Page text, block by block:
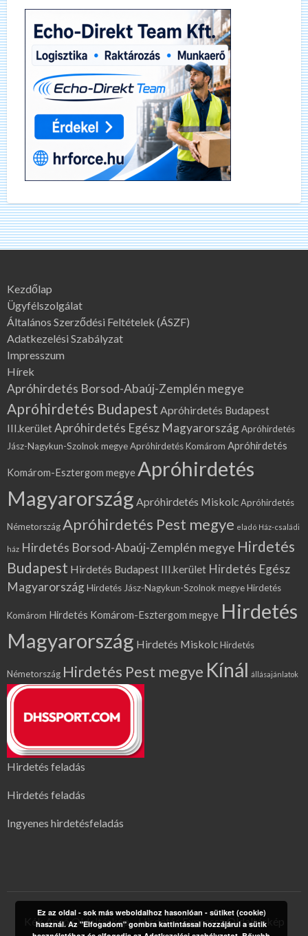
Kezdőlap
Ügyfélszolgálat
Általános Szerződési Feltételek (ÁSZF)
Adatkezelési Szabályzat
Impresszum
Hírek
Apróhirdetés Borsod-Abaúj-Zemplén megye
Apróhirdetés Budapest Apróhirdetés Budapest
III.kerületApróhirdetés Egész MagyarországApróhirdetés
Jász-Nagykun-Szolnok megyeApróhirdetés Komárom Apróhirdetés
Komárom-Esztergom megye Apróhirdetés
Magyarország Apróhirdetés MiskolcApróhirdetés
NémetországApróhirdetés Pest megye eladó Ház-családi
ház Hirdetés Borsod-Abaúj-Zemplén megye Hirdetés
Budapest Hirdetés Budapest III.kerület Hirdetés Egész
MagyarországHirdetés Jász-Nagykun-Szolnok megyeHirdetés
Komárom Hirdetés Komárom-Esztergom megye Hirdetés
Magyarország Hirdetés MiskolcHirdetés
Németország Hirdetés Pest megye Kínál állásajánlatok
Hirdetés feladás
Hirdetés feladás
Ingyenes hirdetésfeladás
Kék Apró Oldaltérkép Hirdetés Expressz Oldaltérkép
Ez az oldal - sok más weboldalhoz hasonlóan - sütiket (cookie)
használ. Az "Elfogadom" gombra kattintással hozzájárul a sütik